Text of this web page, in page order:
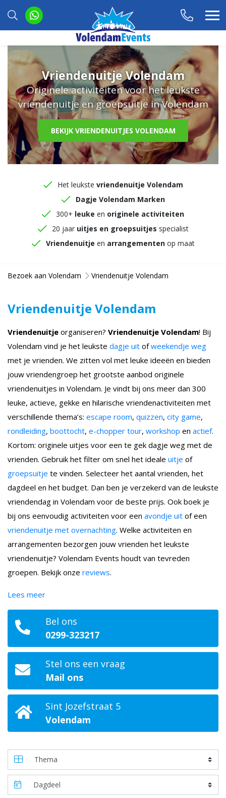
Vriendenuitje Volendam
Originele activiteiten voor het leukste
vriendenuitje en groepsuitje in Volendam
BEKIJK VRIENDENUITJES VOLENDAM
Het leukste vriendenuitje Volendam
Dagje Volendam Marken
300+ leuke en originele activiteiten
20 jaar uitjes en groepsuitjes specialist
Vriendenuitje en arrangementenop maat
Bezoek aan Volendam Vriendenuitje Volendam
Bel ons
0299-323217
Stel ons een vraag
Mail ons
Sint Jozefstraat 5
Volendam
Vriendenuitje Volendam
Vriendenuitje organiseren? Vriendenuitje Volendam! Bij
Volendam vind je het leukste dagje uit ofweekendje weg
met je vrienden. We zitten vol met leuke ideeën en bieden
jouw vriendengroep het grootste aanbod originele
vriendenuitjes in Volendam. Je vindt bij ons meer dan 300
leuke, actieve, gekke en hilarische vriendenactiviteiten met
verschillende thema’s: escape room, quizzen, city game,
rondleiding, boottocht, e-chopper tour, workshop en actief.
Kortom: originele uitjes voor een te gek dagje weg met de
vrienden. Gebruik het filter om snel het ideale uitje of
groepsuitje te vinden. Selecteer het aantal vrienden, het
dagdeel en het budget. Dan ben je verzekerd van de leukste
vriendendag in Volendam voor de beste prijs. Ook boek je
bij ons eenvoudig activiteiten voor een avondje uit of een
vriendenuitje met overnachting. Welke activiteiten en
arrangementen bezorgen jouw vrienden het leukste
vriendenuitje? Volendam Events houdt van tevreden
groepen. Bekijk onze reviews.
Lees meer